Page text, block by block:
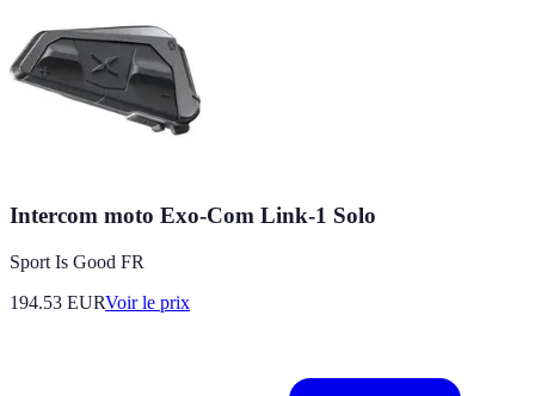
Intercom moto Exo-Com Link-1 Solo
Sport Is Good FR
194.53 EURVoir le prix